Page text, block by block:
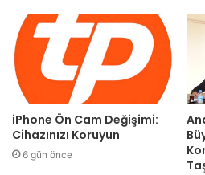
iPhone Ön Cam Değişimi:
Cihazınızı Koruyun
6 gün önce